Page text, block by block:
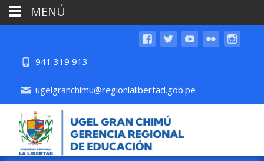
941 319 913
ugelgranchimu@regionlalibertad.gob.pe
MENÚ